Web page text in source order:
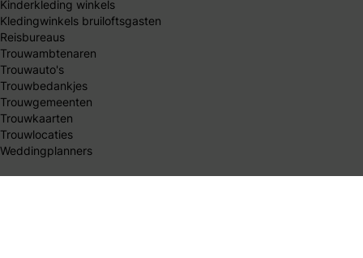
Kinderkleding winkels
Kledingwinkels bruiloftsgasten
Reisbureaus
Trouwambtenaren
Trouwauto's
Trouwbedankjes
Trouwgemeenten
Trouwkaarten
Trouwlocaties
Weddingplanners